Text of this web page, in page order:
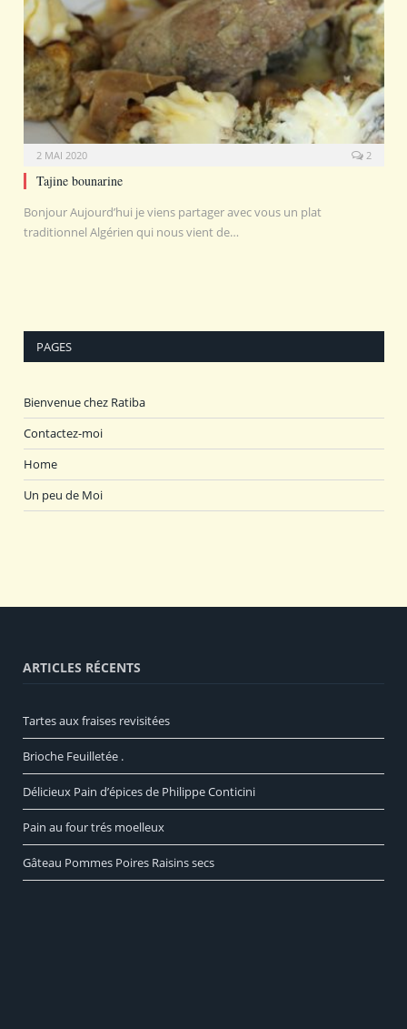
2 MAI 2020 2
Tajine bounarine
Bonjour Aujourd’hui je viens partager avec vous un plat
traditionnel Algérien qui nous vient de…
PAGES
Bienvenue chez Ratiba
Contactez-moi
Home
Un peu de Moi
ARTICLES RÉCENTS
Tartes aux fraises revisitées
Brioche Feuilletée .
Délicieux Pain d’épices de Philippe Conticini
Pain au four trés moelleux
Gâteau Pommes Poires Raisins secs